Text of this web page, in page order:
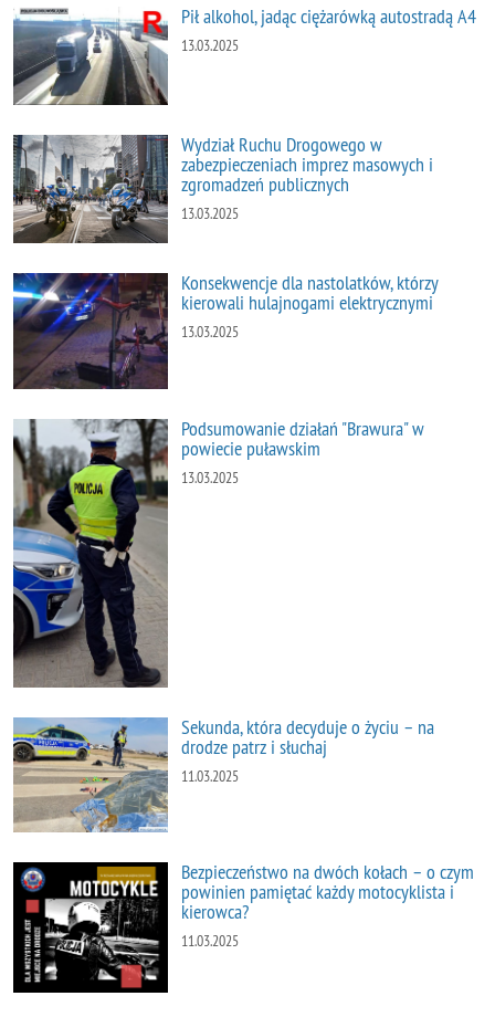
Pił alkohol, jadąc ciężarówką autostradą A4
13.03.2025
Wydział Ruchu Drogowego w
zabezpieczeniach imprez masowych i
zgromadzeń publicznych
13.03.2025
Konsekwencje dla nastolatków, którzy
kierowali hulajnogami elektrycznymi
13.03.2025
Podsumowanie działań "Brawura" w
powiecie puławskim
13.03.2025
Sekunda, która decyduje o życiu – na
drodze patrz i słuchaj
11.03.2025
Bezpieczeństwo na dwóch kołach – o czym
powinien pamiętać każdy motocyklista i
kierowca?
11.03.2025